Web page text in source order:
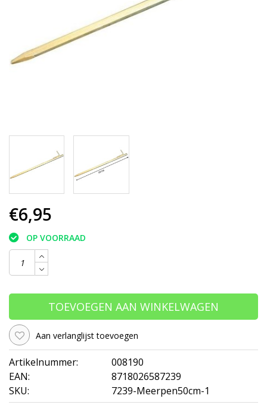
€6,95
OP VOORRAAD
TOEVOEGEN AAN WINKELWAGEN
Aan verlanglijst toevoegen
Artikelnummer:
008190
EAN:
8718026587239
SKU:
7239-Meerpen50cm-1